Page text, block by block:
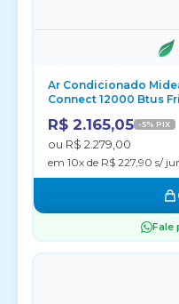
Ar Condicionado
Connect 12000 Btus
R$ 2.165,05 -5% PIX
ou R$ 2.279,00
em 10x de R$ 227,90 s/
Fale